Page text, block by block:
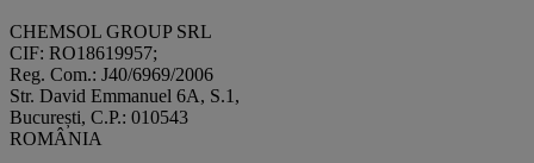
CHEMSOL GROUP SRL
CIF: RO18619957;
Reg. Com.: J40/6969/2006
Str. David Emmanuel 6A, S.1,
București, C.P.: 010543
ROMÂNIA